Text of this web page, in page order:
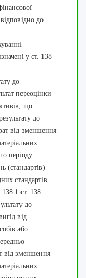
до
у ст. 138
до
переоцінки
що
до
від зменшення
періоду
(стандартів)
стандартів
138.1 ст. 138
до
від
або
від зменшення